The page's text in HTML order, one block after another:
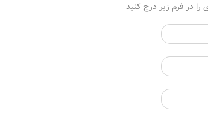
در فرم زیر درج کنید